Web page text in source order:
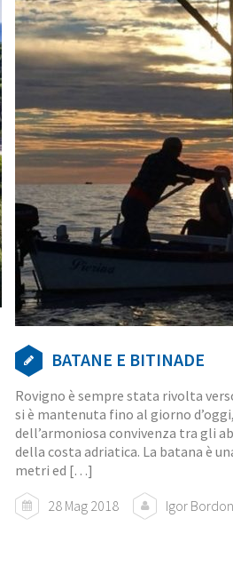
BATANE E BITINADE
Rovigno è sempre stata rivolta
si è mantenuta fino al giorno
dell’armoniosa convivenza tra gli
della costa adriatica. La batana è
metri ed […]
28 Mag 2018
Igor Bordon